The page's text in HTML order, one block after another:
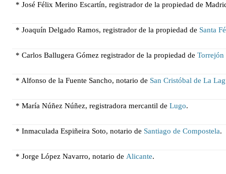
* José Félix Merino Escartín, registrador de la propiedad de
* Joaquín Delgado Ramos, registrador de la propiedad de Santa Fé
* Carlos Ballugera Gómez registrador de la propiedad de Torrejón
* Alfonso de la Fuente Sancho, notario de San Cristóbal de La
* María Núñez Núñez, registradora mercantil de Lugo.
* Inmaculada Espiñeira Soto, notario de Santiago de Compostela.
* Jorge López Navarro, notario de Alicante.